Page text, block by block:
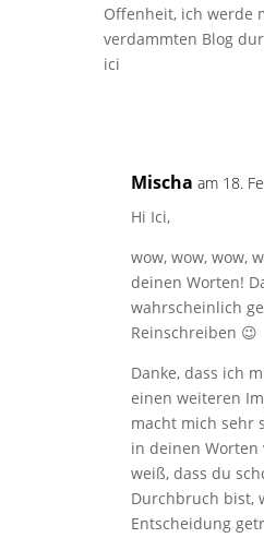
Offenheit, ich werde
verdammten Blog
ici
Mischa am 18.
Hi Ici,
wow, wow, wow,
deinen Worten!
wahrscheinlich
Reinschreiben 😉
Danke, dass ich
einen weiteren
macht mich sehr
in deinen
weiß, dass du
Durchbruch bist,
Entscheidung